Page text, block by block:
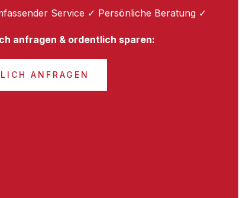
Service ✓ Persönliche Beratung ✓
anfragen & ordentlich sparen:
ANFRAGEN